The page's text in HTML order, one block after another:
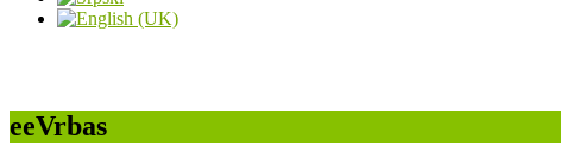
eeVrbas